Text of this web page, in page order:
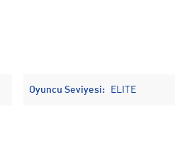
Oyuncu Seviyesi: ELITE